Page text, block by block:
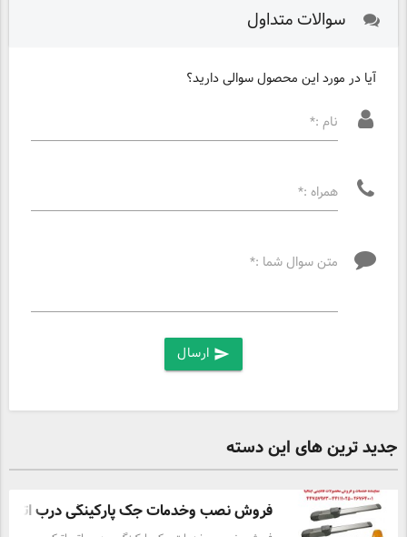
سوالات متداول
آیا در مورد این محصول سوالی دارید؟
نام :*
همراه :*
متن سوال شما :*
send
جدید ترین های این دسته
فروش نصب وخدمات جک پارکینگی درب